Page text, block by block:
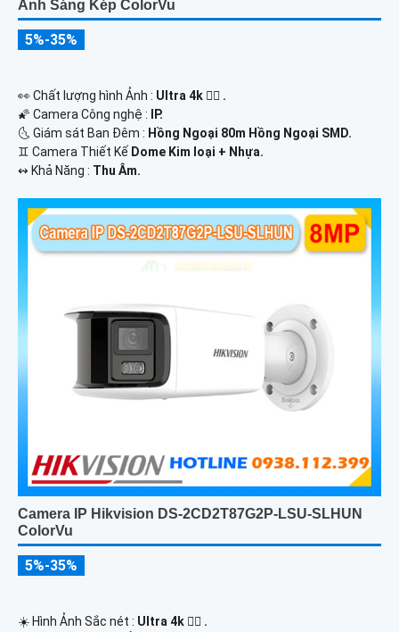
Ánh Sáng Kép ColorVu
5%-35%
️👀 Chất lượng hình Ảnh : Ultra 4k 👍🏾 .
🌠 Camera Công nghệ :
IP.
🌜 Giám sát Ban Đêm : Hồng Ngoại 80m Hồng Ngoại SMD.
♊ Camera Thiết Kế Dome Kim loại + Nhựa.
️↭ Khả Năng : Thu Âm.
Camera IP Hikvision DS-2CD2T87G2P-LSU-SLHUN
ColorVu
5%-35%
☀️ Hình Ảnh Sắc nét : Ultra 4k 👍🏾 .